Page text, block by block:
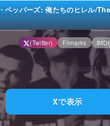
ペッパーズ: 俺たちのヒレ
(Twitter) Filmarks
No results found.
Xで表示